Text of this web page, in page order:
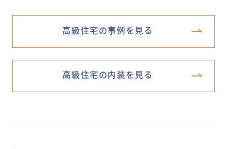
高級住宅の事例を見る
高級住宅の内装を見る